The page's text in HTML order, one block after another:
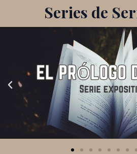
Series de